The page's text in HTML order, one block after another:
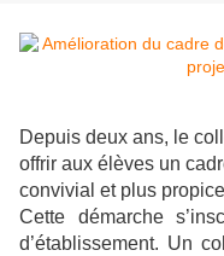
Depuis deux ans, le
offrir aux élèves un
convivial et plus
Cette démarche
d’établissement. Un